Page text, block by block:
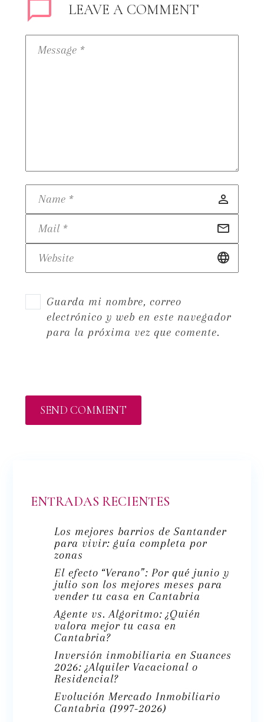
LEAVEA COMMENT
Guarda mi nombre, correo
electrónico y web en este navegador
para la próxima vez que comente.
SEND COMMENT
ENTRADAS RECIENTES
Los mejores barrios de Santander
para vivir: guía completa por
zonas
El efecto “Verano”: Por qué junio y
julio son los mejores meses para
vender tu casa en Cantabria
Agente vs. Algoritmo: ¿Quién
valora mejor tu casa en
Cantabria?
Inversión inmobiliaria en Suances
2026: ¿Alquiler Vacacional o
Residencial?
Evolución Mercado Inmobiliario
Cantabria (1997-2026)